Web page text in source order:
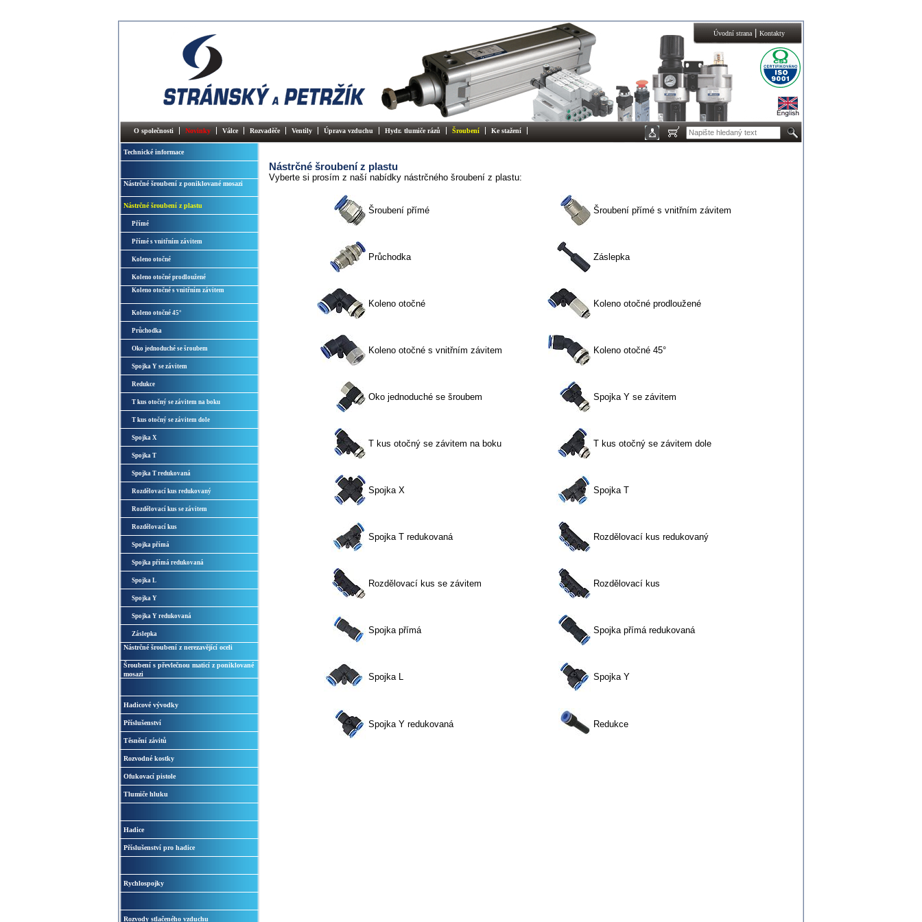
Úvodní strana| Kontakty
O společnosti Novinky Válce Rozvaděče Ventily Úprava vzduchu Hydr. tlumiče rázů Šroubení Ke stažení
Technické informace
Nástrčné šroubení z poniklované mosazi
Nástrčné šroubení z plastu
Přímé
Přímé s vnitřním závitem
Koleno otočné
Koleno otočné prodloužené
Koleno otočné s vnitřním závitem
Koleno otočné 45°
Průchodka
Oko jednoduché se šroubem
Spojka Y se závitem
Redukce
T kus otočný se závitem na boku
T kus otočný se závitem dole
Spojka X
Spojka T
Spojka T redukovaná
Rozdělovací kus redukovaný
Rozdělovací kus se závitem
Rozdělovací kus
Spojka přímá
Spojka přímá redukovaná
Spojka L
Spojka Y
Spojka Y redukovaná
Záslepka
Nástrčné šroubení z nerezavějící oceli
Šroubení s převlečnou maticí z poniklované
mosazi
Hadicové vývodky
Příslušenství
Těsnění závitů
Rozvodné kostky
Ofukovací pistole
Tlumiče hluku
Hadice
Příslušenství pro hadice
Rychlospojky
Rozvody stlačeného vzduchu
Nástrčné šroubení z plastu
Vyberte si prosím z naší nabídky nástrčného šroubení z plastu:
Šroubení přímé Šroubení přímé s vnitřním závitem
Průchodka Záslepka
Koleno otočné Koleno otočné prodloužené
Koleno otočné s vnitřním závitem Koleno otočné 45°
Oko jednoduché se šroubem Spojka Y se závitem
T kus otočný se závitem na boku T kus otočný se závitem dole
Spojka X Spojka T
Spojka T redukovaná Rozdělovací kus redukovaný
Rozdělovací kus se závitem Rozdělovací kus
Spojka přímá Spojka přímá redukovaná
Spojka L Spojka Y
Spojka Y redukovaná Redukce